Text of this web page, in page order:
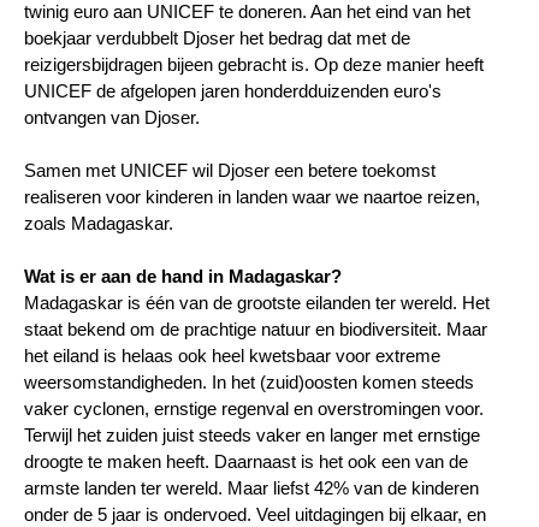
twinig euro aan UNICEF te doneren. Aan het eind van het
boekjaar verdubbelt Djoser het bedrag dat met de
reizigersbijdragen bijeen gebracht is. Op deze manier heeft
UNICEF de afgelopen jaren honderdduizenden euro's
ontvangen van Djoser.
Samen met UNICEF wil Djoser een betere toekomst
realiseren voor kinderen in landen waar we naartoe reizen,
zoals Madagaskar.
Wat is er aan de hand in Madagaskar?
Madagaskar is één van de grootste eilanden ter wereld. Het
staat bekend om de prachtige natuur en biodiversiteit. Maar
het eiland is helaas ook heel kwetsbaar voor extreme
weersomstandigheden. In het (zuid)oosten komen steeds
vaker cyclonen, ernstige regenval en overstromingen voor.
Terwijl het zuiden juist steeds vaker en langer met ernstige
droogte te maken heeft. Daarnaast is het ook een van de
armste landen ter wereld. Maar liefst 42% van de kinderen
onder de 5 jaar is ondervoed. Veel uitdagingen bij elkaar, en